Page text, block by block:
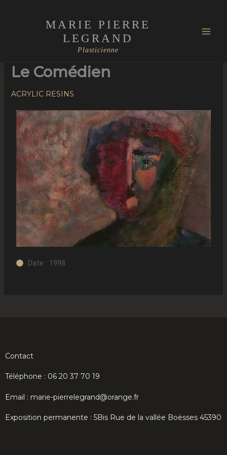
MARIE PIERRE
LEGRAND
Plasticienne
Le Comédien
ACRYLIC RESINS
Date : 1998
Contact
Téléphone : 06 20 37 70 19
Email : marie-pierrelegrand@orange.fr
Exposition permanente : 5Bis Rue de la vallée Boësses 45390